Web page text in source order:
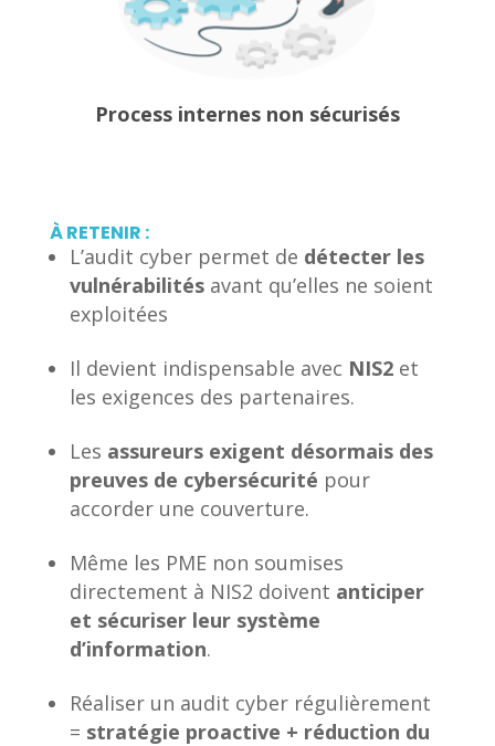
Process internes non sécurisés
À RETENIR :
L’audit cyber permet de détecter les
vulnérabilitésavant qu’elles ne soient
exploitées
Il devient indispensable avec NIS2et
les exigences des partenaires.
Les assureurs exigent désormais des
preuves de cybersécurité pour
accorder une couverture.
Même les PME non soumises
directement à NIS2 doivent anticiper
et sécuriser leur système
d’information.
Réaliser un audit cyber régulièrement
= stratégie proactive + réduction du